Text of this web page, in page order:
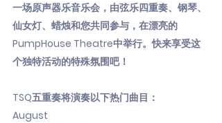
一场原声器乐音乐会，由弦乐四重奏、钢琴、
仙女灯、蜡烛和您共同参与，在漂亮的
PumpHouse Theatre中举行。快来享受这
个独特活动的特殊氛围吧！
TSQ五重奏将演奏以下热门曲目：
August